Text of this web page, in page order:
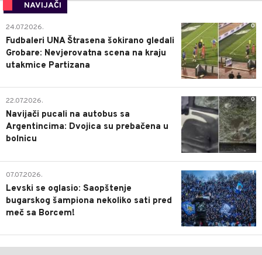
NAVIJAČI
0
24.07.2026.
Fudbaleri UNA Štrasena šokirano gledali
Grobare: Nevjerovatna scena na kraju
utakmice Partizana
0
22.07.2026.
Navijači pucali na autobus sa
Argentincima: Dvojica su prebačena u
bolnicu
1
07.07.2026.
Levski se oglasio: Saopštenje
bugarskog šampiona nekoliko sati pred
meč sa Borcem!